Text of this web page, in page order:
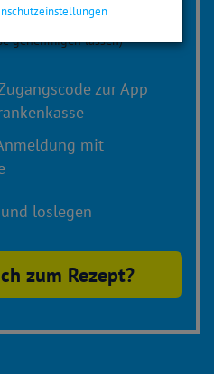
der Indikation direkt von
genehmigen lassen)
zur App
mit
loslegen
zum Rezept?